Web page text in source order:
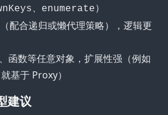
、 enumerate）
配合递归或懒代理策略），逻辑更
函数等任意对象，扩展性强（例如
基于 Proxy）
建议